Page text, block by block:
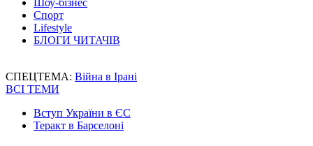
Шоу-бізнес
Спорт
Lifestyle
БЛОГИ ЧИТАЧІВ
СПЕЦТЕМА: Війна в Ірані
ВСІ ТЕМИ
Вступ України в ЄС
Теракт в Барселоні